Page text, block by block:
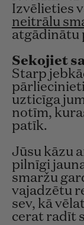
Izvēlieties
neitrālu
atgādinātu
Sekojiet
Starp
uzticīga
notīm,
patīk.
Jūsu kāzu
pilnīgi
smaržu
vajadzētu
sev, kā
cerat radīt